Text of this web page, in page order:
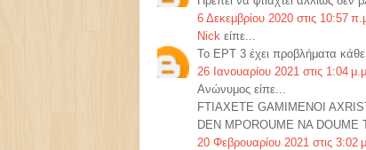
6 Δεκεμβρίου 2020 στις 10:57
Nick είπε...
Το ΕΡΤ 3 έχει προβλήματα
26 Ιανουαρίου 2021 στις 1:04
Ανώνυμος είπε...
FTIAXETE GAMIMENOI
DEN MPOROUME NA DOUME
20 Φεβρουαρίου 2021 στις 3:02